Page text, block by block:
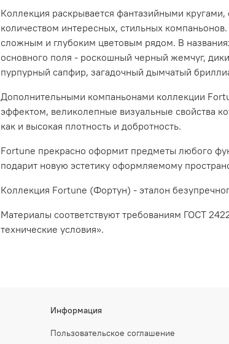
Коллекция раскрывается фантазийными
количеством интересных, стильных
сложным и глубоким цветовым рядом. В
основного поля - роскошный черный жемчуг,
пурпурный сапфир, загадочный дымчатый
Дополнительными компаньонами коллекции
эффектом, великолепные визуальные свойства
как и высокая плотность и добротность.
Fortune прекрасно оформит предметы любого
подарит новую эстетику оформляемому
Коллекция Fortune (Фортун) - эталон
Материалы соответствуют требованиям ГОСТ
технические условия».
Информация
Пользовательское соглашение